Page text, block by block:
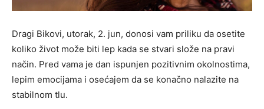
Dragi Bikovi, utorak, 2. jun, donosi vam priliku da osetite
koliko život može biti lep kada se stvari slože na pravi
način. Pred vama je dan ispunjen pozitivnim okolnostima,
lepim emocijama i osećajem da se konačno nalazite na
stabilnom tlu.